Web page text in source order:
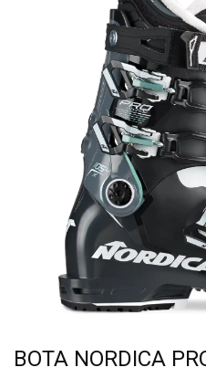
BOTA NORDICA